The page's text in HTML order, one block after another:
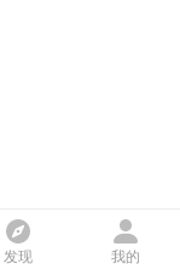
发现 我的